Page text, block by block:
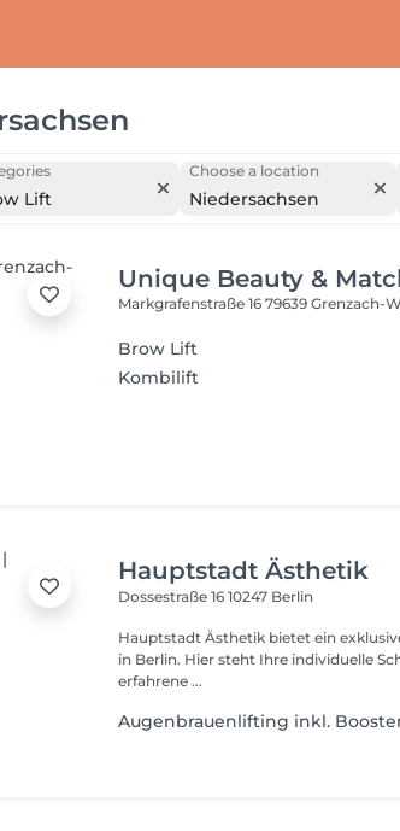
Lift
Choose a location
Niedersachsen
Unique Beauty &
Markgrafenstraße 1679639 Grenzach-
Brow Lift
Kombilift
Hauptstadt Ästhetik
Dossestraße 1610247 Berlin
Hauptstadt Ästhetik bietet ein exklusives Beauty-Erlebnis für Frauen
in Berlin. Hier steht Ihre individuelle
erfahrene ...
Augenbrauenlifting inkl.